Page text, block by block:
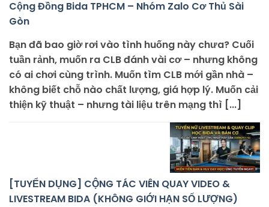
Cộng Đồng Bida TPHCM – Nhóm Zalo Cơ Thủ Sài
Gòn
Bạn đã bao giờ rơi vào tình huống này chưa? Cuối
tuần rảnh, muốn ra CLB đánh vài cơ – nhưng không
có ai chơi cùng trình. Muốn tìm CLB mới gần nhà –
không biết chỗ nào chất lượng, giá hợp lý. Muốn cải
thiện kỹ thuật – nhưng tài liệu trên mạng thì [...]
[TUYỂN DỤNG] CỘNG TÁC VIÊN QUAY VIDEO &
LIVESTREAM BIDA (KHÔNG GIỚI HẠN SỐ LƯỢNG)